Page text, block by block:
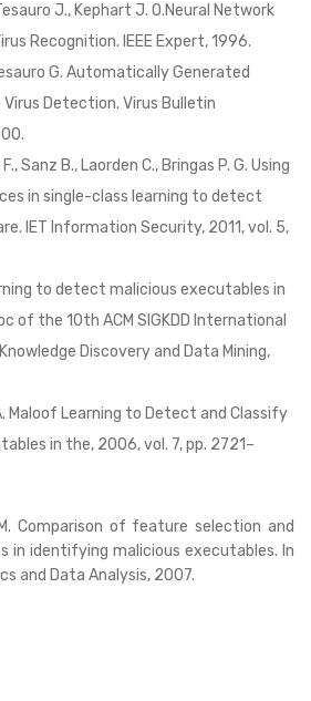
J., Kephart J. O.Neural Network
Recognition. IEEE Expert, 1996.
G. Automatically Generated
Detection. Virus Bulletin
Sanz B., Laorden C., Bringas P. G. Using
in single-class learning to detect
IET Information Security, 2011, vol. 5,
to detect malicious executables in
of the 10th ACM SIGKDD International
Discovery and Data Mining,
Maloof Learning to Detect and Classify
in the, 2006, vol. 7, pp. 2721–
Comparison of feature selection and
in identifying malicious executables. In
and Data Analysis, 2007.